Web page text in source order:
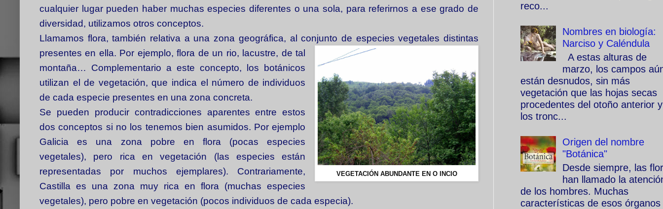
cualquier lugar pueden haber muchas especies diferentes o una sola, para referirnos a ese grado de
diversidad, utilizamos otros conceptos.
Llamamos flora, también relativa a una zona geográfica, al conjunto de especies
VEGETACIÓN ABUNDANTE EN O INCIO
vegetales distintas
presentes en ella. Por ejemplo, flora de un rio, lacustre, de tal
montaña… Complementario a este concepto, los botánicos
utilizan el de vegetación, que indica el número de individuos
de cada especie presentes en una zona concreta.
Se pueden producir contradicciones aparentes entre estos
dos conceptos si no los tenemos bien asumidos. Por ejemplo
Galicia es una zona pobre en flora (pocas especies
vegetales), pero rica en vegetación (las especies están
representadas por muchos ejemplares). Contrariamente,
Castilla es una zona muy rica en flora (muchas especies
vegetales), pero pobre en vegetación (pocos individuos de cada especia).
reco...
Nombres en biología:
Narciso y Caléndula
A estas alturas de
marzo, los campos
están desnudos, sin más
vegetación que las hojas secas
procedentes del otoño anterior y
los tronc...
Origen del nombre
"Botánica"
Desde siempre, las
han llamado la
de los hombres. Muchas
características de esos órganos